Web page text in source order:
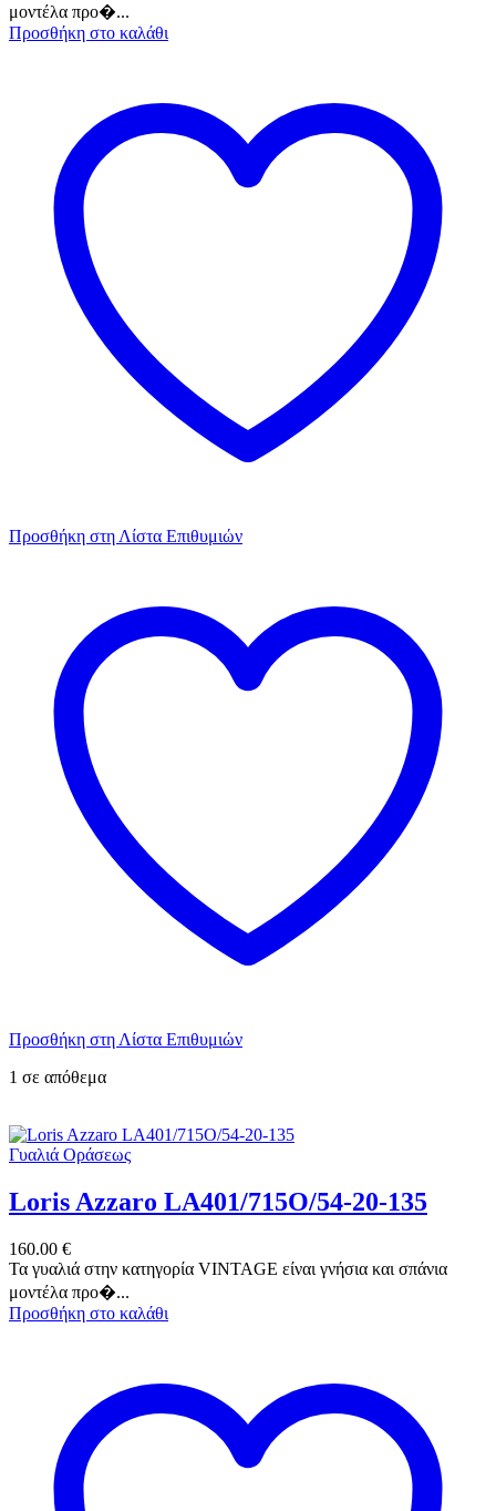
μοντέλα προ�...
Προσθήκη στο καλάθι
Προσθήκη στη Λίστα Επιθυμιών
Προσθήκη στη Λίστα Επιθυμιών
1 σε απόθεμα
Γυαλιά Οράσεως
Loris Azzaro LA401/715O/54-20-135
160.00 €
Τα γυαλιά στην κατηγορία VINTAGE είναι γνήσια και σπάνια
μοντέλα προ�...
Προσθήκη στο καλάθι